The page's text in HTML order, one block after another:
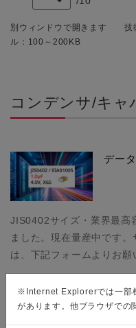
※Internet Explorerでは一部
があります。他ブラウザでの
別ウィンドウで開きます 技
ル：100～200KB
コンデンサ/キャ
デー
JIS0402サイズ・業界最高
ました。現在量産中です
は、下記フォームよりお願